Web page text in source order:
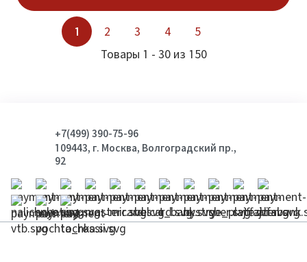
1 2 3 4
5
Товары 1 - 30 из 150
+7(499) 390-75-96
109443, г. Москва, Волгоградский пр.,
92